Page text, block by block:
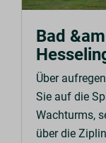
Bad
Über
Sie auf die
Wachturms,
über die